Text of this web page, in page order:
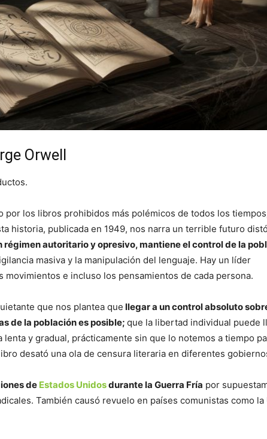
Orwell
por los libros prohibidos más polémicos de todos los
historia, publicada en 1949, nos narra un terrible futuro
régimen autoritario y opresivo, mantiene el control de la
masiva y la manipulación del lenguaje. Hay un líder
movimientos e incluso los pensamientos de cada persona.
que nos plantea que llegar a un control absoluto
de la población es posible; que la libertad individual puede
lenta y gradual, prácticamente sin que lo notemos a tiempo
desató una ola de censura literaria en diferentes
de Estados Unidosdurante la Guerra Fría por
También causó revuelo en países comunistas como la